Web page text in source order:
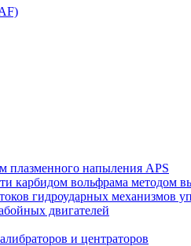
плазменного напыления APS
карбидом вольфрама методом
гидроударных
двигателей
и центраторов